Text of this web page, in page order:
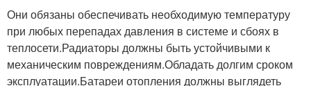
Они обязаны обеспечивать необходимую температуру
при любых перепадах давления в системе и сбоях в
теплосети.Радиаторы должны быть устойчивыми к
механическим повреждениям.Обладать долгим сроком
эксплуатации.Батареи отопления должны выглядеть